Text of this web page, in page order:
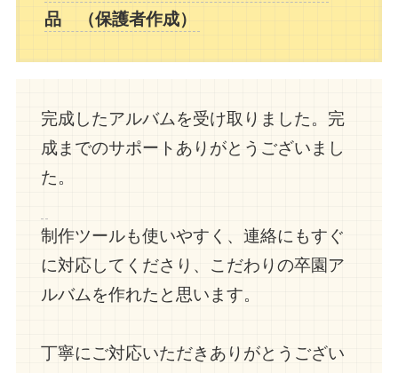
品 （保護者作成）
完成したアルバムを受け取りました。完
成までのサポートありがとうございまし
た。
制作ツールも使いやすく、連絡にもすぐ
に対応してくださり、こだわりの卒園ア
ルバムを作れたと思います。
丁寧にご対応いただきありがとうござい